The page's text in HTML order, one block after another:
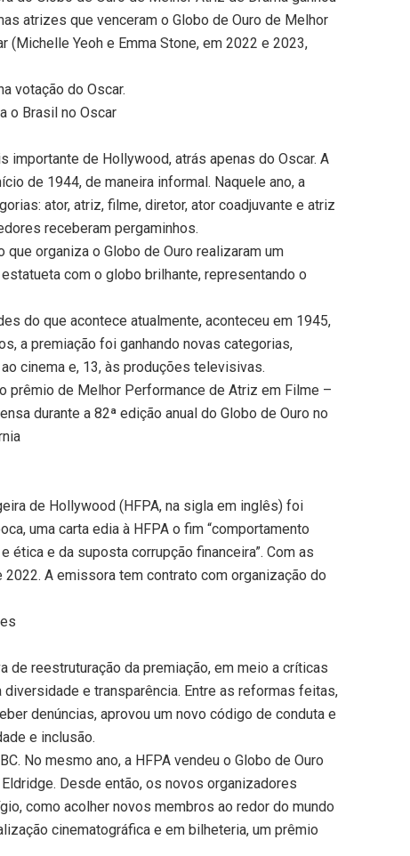
atrizes que venceram o Globo de Ouro de Melhor
(Michelle Yeoh e Emma Stone, em 2022 e 2023,
votação do Oscar.
o Brasil no Oscar
importante de Hollywood, atrás apenas do Oscar. A
de 1944, de maneira informal. Naquele ano, a
ator, atriz, filme, diretor, ator coadjuvante e atriz
receberam pergaminhos.
organiza o Globo de Ouro realizaram um
com o globo brilhante, representando o
do que acontece atualmente, aconteceu em 1945,
a premiação foi ganhando novas categorias,
cinema e, 13, às produções televisivas.
prêmio de Melhor Performance de Atriz em Filme –
durante a 82ª edição anual do Globo de Ouro no
de Hollywood (HFPA, na sigla em inglês) foi
uma carta edia à HFPA o fim “comportamento
e da suposta corrupção financeira”. Com as
A emissora tem contrato com organização do
de reestruturação da premiação, em meio a críticas
e transparência. Entre as reformas feitas,
denúncias, aprovou um novo código de conduta e
e inclusão.
No mesmo ano, a HFPA vendeu o Globo de Ouro
Desde então, os novos organizadores
como acolher novos membros ao redor do mundo
cinematográfica e em bilheteria, um prêmio